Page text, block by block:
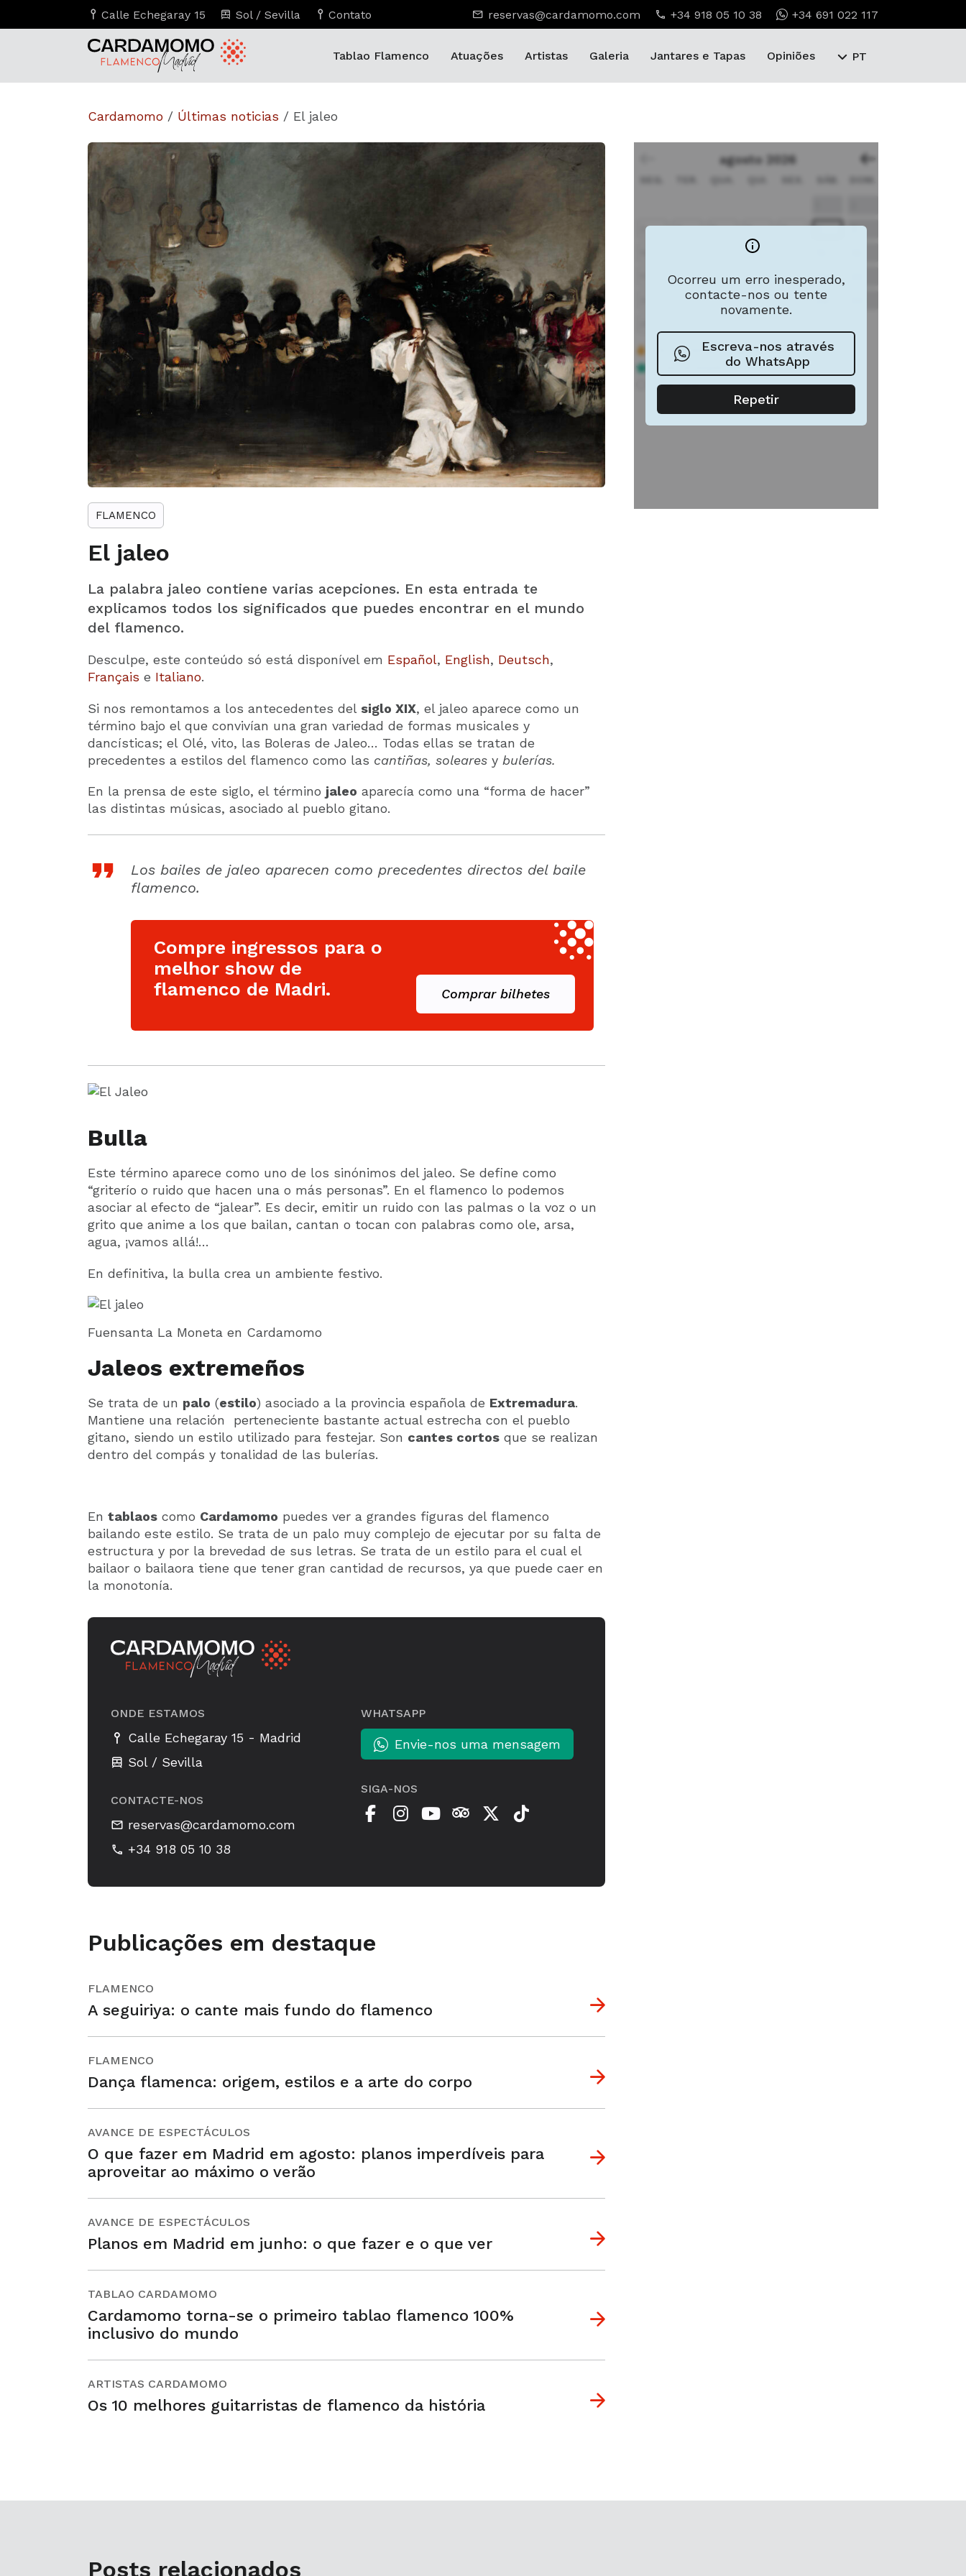
Calle Echegaray 15 Sol / Sevilla Contato reservas@cardamomo.com +34 918 05 10 38 +34 691 022 117
Tablao Flamenco Atuações Artistas Galeria Jantares e Tapas Opiniões PT
Cardamomo / Últimas noticias / El jaleo
FLAMENCO
El jaleo
La palabra jaleo contiene varias acepciones. En esta entrada te
explicamos todos los significados que puedes encontrar en el mundo
del flamenco.
Desculpe, este conteúdo só está disponível em Español, English, Deutsch,
Français e Italiano.
Si nos remontamos a los antecedentes del siglo XIX, el jaleo aparece como un
término bajo el que convivían una gran variedad de formas musicales y
dancísticas; el Olé, vito, las Boleras de Jaleo… Todas ellas se tratan de
precedentes a estilos del flamenco como las cantiñas, soleares y bulerías.
En la prensa de este siglo, el término jaleo aparecía como una “forma de hacer”
las distintas músicas, asociado al pueblo gitano.
Los bailes de jaleo aparecen como precedentes directos del baile
flamenco.
Compre ingressos para o
melhor show de
flamenco de Madri.
Comprar bilhetes
Bulla
Este término aparece como uno de los sinónimos del jaleo. Se define como
“griterío o ruido que hacen una o más personas”. En el flamenco lo podemos
asociar al efecto de “jalear”. Es decir, emitir un ruido con las palmas o la voz o un
grito que anime a los que bailan, cantan o tocan con palabras como ole, arsa,
agua, ¡vamos allá!…
En definitiva, la bulla crea un ambiente festivo.
Fuensanta La Moneta en Cardamomo
Jaleos extremeños
Se trata de un palo (estilo) asociado a la provincia española de Extremadura.
Mantiene una relación perteneciente bastante actual estrecha con el pueblo
gitano, siendo un estilo utilizado para festejar. Son cantes cortos que se realizan
dentro del compás y tonalidad de las bulerías.
En tablaos como Cardamomo puedes ver a grandes figuras del flamenco
bailando este estilo. Se trata de un palo muy complejo de ejecutar por su falta de
estructura y por la brevedad de sus letras. Se trata de un estilo para el cual el
bailaor o bailaora tiene que tener gran cantidad de recursos, ya que puede caer en
la monotonía.
ONDE ESTAMOS
Calle Echegaray 15 - Madrid
Sol / Sevilla
CONTACTE-NOS
reservas@cardamomo.com
+34 918 05 10 38
WHATSAPP
Envie-nos uma mensagem
SIGA-NOS
Publicações em destaque
FLAMENCO
A seguiriya: o cante mais fundo do flamenco
FLAMENCO
Dança flamenca: origem, estilos e a arte do corpo
AVANCE DE ESPECTÁCULOS
O que fazer em Madrid em agosto: planos imperdíveis para
aproveitar ao máximo o verão
AVANCE DE ESPECTÁCULOS
Planos em Madrid em junho: o que fazer e o que ver
TABLAO CARDAMOMO
Cardamomo torna-se o primeiro tablao flamenco 100%
inclusivo do mundo
ARTISTAS CARDAMOMO
Os 10 melhores guitarristas de flamenco da história
Posts relacionados